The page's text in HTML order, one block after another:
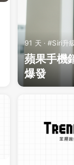
91 天 · #Siri升
蘋果手機
爆發